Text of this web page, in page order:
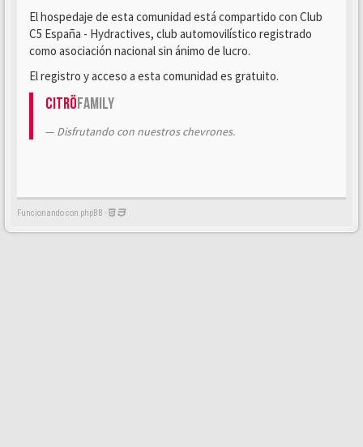
El hospedaje de esta comunidad está compartido con Club
C5 España - Hydractives, club automovilístico registrado
como asociación nacional sin ánimo de lucro.
El registro y acceso a esta comunidad es gratuito.
CitröFamily
Disfrutando con nuestros chevrones.
Funcionando con phpBB -